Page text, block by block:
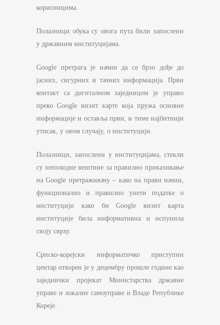
корисницима.
Полазници обука су овога пута били запослени
у државним институцијама.
Google претрага је начин да се брзо дође до
јасних, сигурних и тачних информација. Први
контакт са дигиталном заједницом је управо
преко Google визит карте која пружа основне
информације и оставља први, и тиме најбитнији
утисак, у овом случају, о институцији.
Полазници, запослени у институцијама, стекли
су непоходне вештине за правилно приказивање
на Google претраживачу – како на прави начин,
функционално и правилно унети податке о
институцији како би Google визит карта
институције била информативна и испунила
своју сврху.
Српско-корејски информатичко приступни
центар отворен је у децембру прошле године као
заједнички пројекат Министарства државне
управе и локалне самоуправе и Владе Републике
Кореје.